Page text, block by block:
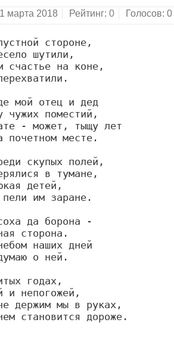
марта 2018 Рейтинг: 0 Голосов: 0
стороне,
шутили,
счастье на коне,
мой отец и дед
чужих поместий,
- может, тыщу лет
почетном месте.
скупых полей,
в тумане,
детей,
им заране.
да борона -
сторона.
наших дней
о ней.
годах,
и непогожей,
держим мы в руках,
становится дороже.